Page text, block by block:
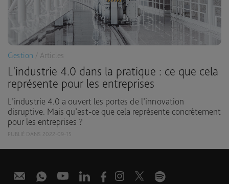
Gestion / Articles
L’industrie 4.0 dans la pratique : ce que cela
représente pour les entreprises
L’industrie 4.0 a ouvert les portes de l’innovation
disruptive. Mais qu’est-ce que cela représente concrètement
pour les entreprises ?
PUBLIÉ DANS 2022-09-15